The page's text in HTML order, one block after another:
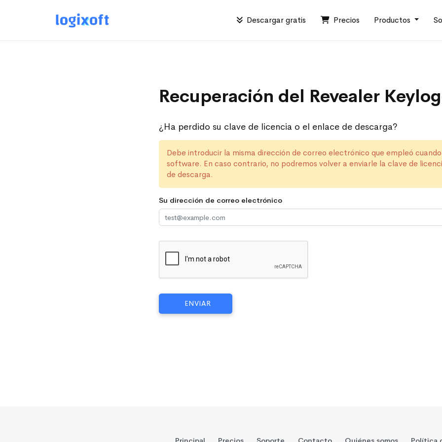
Descargar gratis Precios Productos
Recuperación del Revealer
¿Ha perdido su clave de licencia o el enlace de descarga?
Debe introducir la misma dirección de correo electrónico que empleó
software. En caso contrario, no podremos volver a enviarle la clave de
de descarga.
Su dirección de correo electrónico
ENVIAR